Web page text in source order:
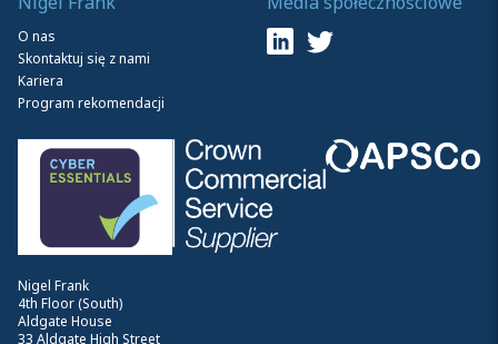
Nigel Frank
4th Floor (South)
Aldgate House
33 Aldgate High Street
O nas
Skontaktuj się z nami
Kariera
Program rekomendacji